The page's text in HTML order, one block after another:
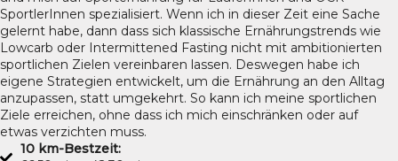
SportlerInnen spezialisiert. Wenn ich in dieser Zeit eine Sache
gelernt habe, dann dass sich klassische Ernährungstrends wie
Lowcarb oder Intermittened Fasting nicht mit ambitionierten
sportlichen Zielen vereinbaren lassen. Deswegen habe ich
eigene Strategien entwickelt, um die Ernährung an den Alltag
anzupassen, statt umgekehrt. So kann ich meine sportlichen
Ziele erreichen, ohne dass ich mich einschränken oder auf
etwas verzichten muss.
10 km-Bestzeit: